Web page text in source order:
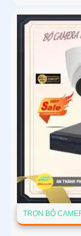
TRỌN BỘ